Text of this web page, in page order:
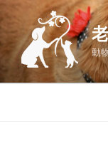
ン
テ
動